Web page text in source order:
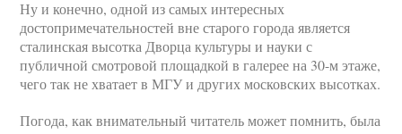
Ну и конечно, одной из самых интересных
достопримечательностей вне старого города является
сталинская высотка Дворца культуры и науки с
публичной смотровой площадкой в галерее на 30-м этаже,
чего так не хватает в МГУ и других московских высотках.
Погода, как внимательный читатель может помнить, была